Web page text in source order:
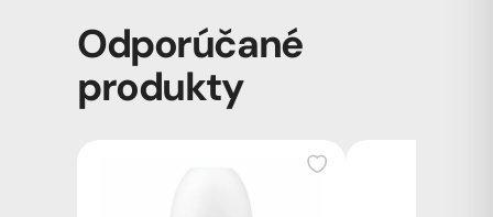
Odporúčané
produkty